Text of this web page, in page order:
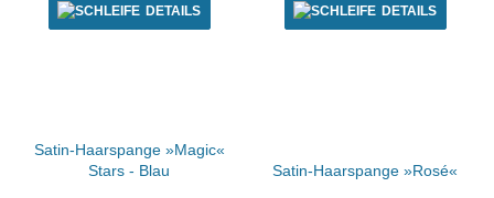
DETAILS DETAILS
Satin-Haarspange »Magic«
Stars - Blau
Satin-Haarspange »Rosé«